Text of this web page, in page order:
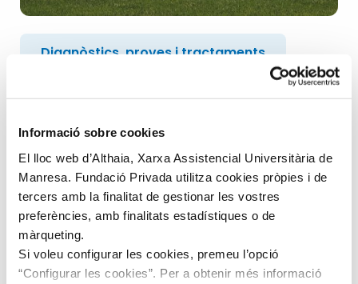
Informació sobre cookies
El lloc web d’Althaia, Xarxa Assistencial Universitària de
Manresa. Fundació Privada utilitza cookies pròpies i de
tercers amb la finalitat de gestionar les vostres
preferències, amb finalitats estadístiques o de
màrqueting.
Si voleu configurar les cookies, premeu l’opció
“Configurar les cookies”. Per a obtenir més informació
Diagnòstics, proves i tractaments
Infermeria +3
L’ictus, una de les causes més
importants de discapacitat i
mortalitat
L’ictus és una afectació cerebral de causa vascular que
afecta a 17 milions de persones cada any a tot...
LLEGIR ARTICLE